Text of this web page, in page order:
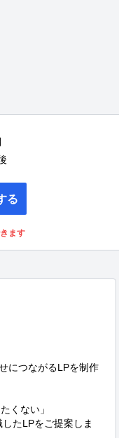
る
ます
につながるLPを制作
くない」
たLPをご提案しま